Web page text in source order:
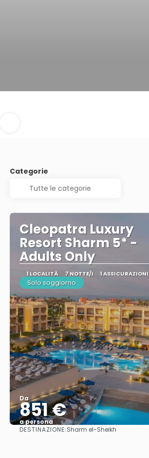
Categorie
Cleopatra Luxury
Resort Sharm 5* -
Adults Only
1 LOCALITÀ 7 NOTTE/I 1 ASSICURAZIONI
Solo soggiorno
Da
851 €
a persona
Vedere
DESTINAZIONE:Sharm el-Sheikh